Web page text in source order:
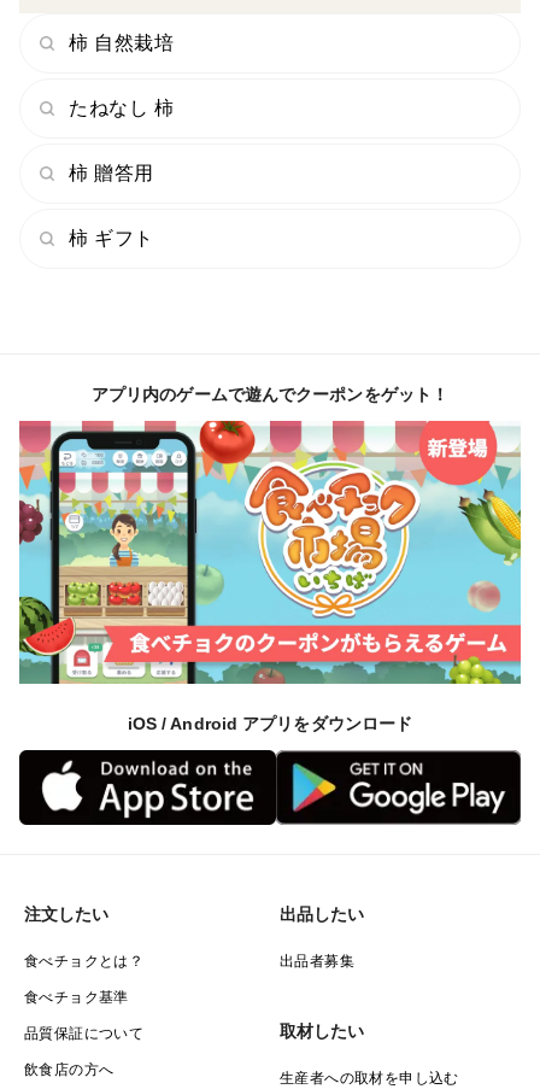
柿 自然栽培
たねなし 柿
柿 贈答用
柿 ギフト
アプリ内のゲームで遊んでクーポンをゲット！
iOS / Android アプリをダウンロード
注文したい
食べチョクとは？
食べチョク基準
品質保証について
飲食店の方へ
出品したい
出品者募集
取材したい
生産者への取材を申し込む